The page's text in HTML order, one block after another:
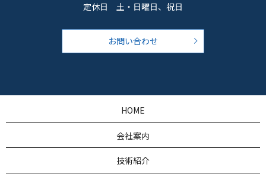
定休日 土・日曜日、祝日
お問い合わせ
HOME
会社案内
技術紹介